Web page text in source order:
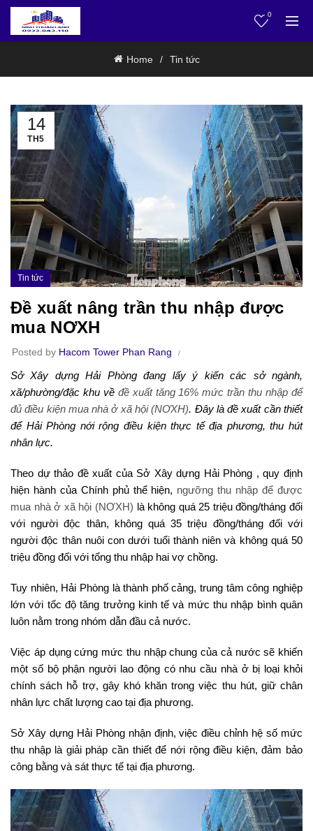
0
Home Tin tức
14
TH5
Tin tức
Đề xuất nâng trần thu nhập được
mua NƠXH
Posted by Hacom Tower Phan Rang
Sở Xây dựng Hải Phòng đang lấy ý kiến các sở ngành,
xã/phường/đặc khu về đề xuất tăng 16% mức trần thu nhập để
đủ điều kiện mua nhà ở xã hội (NƠXH). Đây là đề xuất cần thiết
để Hải Phòng nới rộng điều kiện thực tế địa phương, thu hút
nhân lực.
Theo dự thảo đề xuất của Sở Xây dựng Hải Phòng , quy định
hiện hành của Chính phủ thể hiện, ngưỡng thu nhập để được
mua nhà ở xã hội (NƠXH) là không quá 25 triệu đồng/tháng đối
với người độc thân, không quá 35 triệu đồng/tháng đối với
người độc thân nuôi con dưới tuổi thành niên và không quá 50
triệu đồng đối với tổng thu nhập hai vợ chồng.
Tuy nhiên, Hải Phòng là thành phố cảng, trung tâm công nghiệp
lớn với tốc độ tăng trưởng kinh tế và mức thu nhập bình quân
luôn nằm trong nhóm dẫn đầu cả nước.
Việc áp dụng cứng mức thu nhập chung của cả nước sẽ khiến
một số bộ phận người lao động có nhu cầu nhà ở bị loại khỏi
chính sách hỗ trợ, gây khó khăn trong việc thu hút, giữ chân
nhân lực chất lượng cao tại địa phương.
Sở Xây dựng Hải Phòng nhận định, việc điều chỉnh hệ số mức
thu nhập là giải pháp cần thiết để nới rộng điều kiện, đảm bảo
công bằng và sát thực tế tại địa phương.